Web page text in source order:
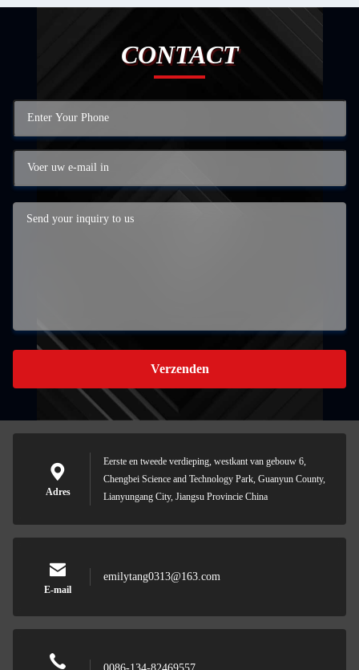
CONTACT
Verzenden
Adres
Eerste en tweede verdieping, westkant van gebouw 6,
Chengbei Science and Technology Park, Guanyun County,
Lianyungang City, Jiangsu Provincie China
E-mail
emilytang0313@163.com